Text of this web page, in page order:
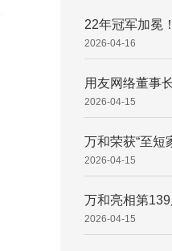
2026-04-16
2026-04-15
2026-04-15
2026-04-15